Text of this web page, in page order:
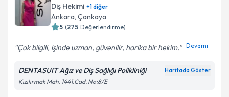
Diş Hekimi +1diğer
Ankara, Çankaya
5 (275 Değerlendirme)
Çok bilgili, işinde uzman, güvenilir, harika bir hekim. Devamı
DENTASUIT Ağız ve Diş Sağlığı Polikliniği Haritada Göster
Kızılırmak Mah. 1441.Cad. No:8/E